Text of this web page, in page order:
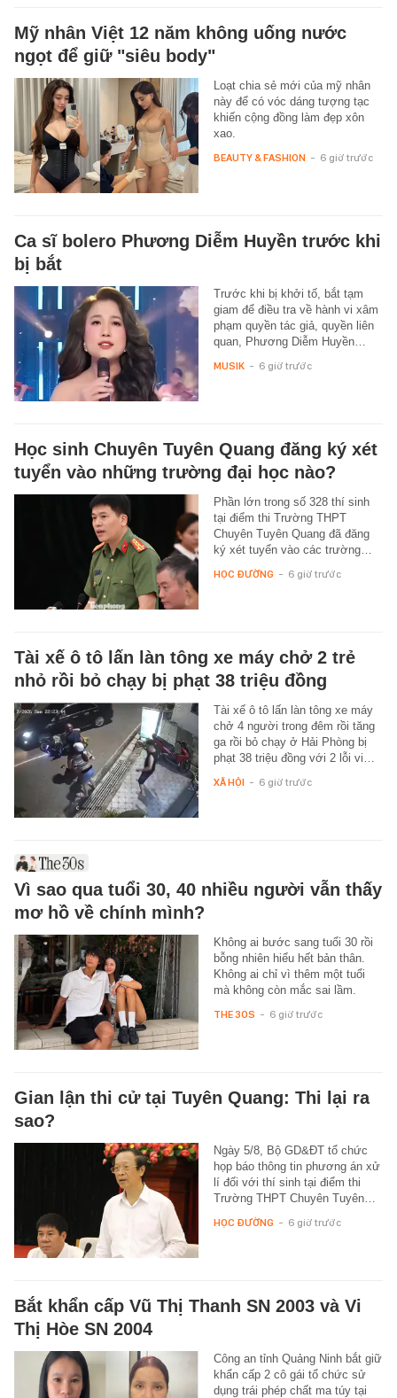
Mỹ nhân Việt 12 năm không uống nước
ngọt để giữ "siêu body"
Loạt chia sẻ mới của mỹ nhân
này để có vóc dáng tượng tạc
khiến cộng đồng làm đẹp xôn
xao.
BEAUTY & FASHION - 6 giờ trước
Ca sĩ bolero Phương Diễm Huyền trước khi
bị bắt
Trước khi bị khởi tố, bắt tạm
giam để điều tra về hành vi xâm
phạm quyền tác giả, quyền liên
quan, Phương Diễm Huyền…
MUSIK - 6 giờ trước
Học sinh Chuyên Tuyên Quang đăng ký xét
tuyển vào những trường đại học nào?
Phần lớn trong số 328 thí sinh
tại điểm thi Trường THPT
Chuyên Tuyên Quang đã đăng
ký xét tuyển vào các trường…
HỌC ĐƯỜNG - 6 giờ trước
Tài xế ô tô lấn làn tông xe máy chở 2 trẻ
nhỏ rồi bỏ chạy bị phạt 38 triệu đồng
Tài xế ô tô lấn làn tông xe máy
chở 4 người trong đêm rồi tăng
ga rồi bỏ chạy ở Hải Phòng bị
phạt 38 triệu đồng với 2 lỗi vi…
XÃ HỘI - 6 giờ trước
Vì sao qua tuổi 30, 40 nhiều người vẫn thấy
mơ hồ về chính mình?
Không ai bước sang tuổi 30 rồi
bỗng nhiên hiểu hết bản thân.
Không ai chỉ vì thêm một tuổi
mà không còn mắc sai lầm.
THE 30S - 6 giờ trước
Gian lận thi cử tại Tuyên Quang: Thi lại ra
sao?
Ngày 5/8, Bộ GD&ĐT tổ chức
họp báo thông tin phương án xử
lí đối với thí sinh tại điểm thi
Trường THPT Chuyên Tuyên…
HỌC ĐƯỜNG - 6 giờ trước
Bắt khẩn cấp Vũ Thị Thanh SN 2003 và Vi
Thị Hòe SN 2004
Công an tỉnh Quảng Ninh bắt giữ
khẩn cấp 2 cô gái tổ chức sử
dụng trái phép chất ma túy tại